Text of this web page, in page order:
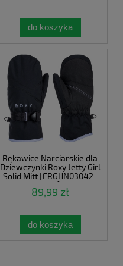
do koszyka
Rękawice Narciarskie dla
Dziewczynki Roxy Jetty Girl
Solid Mitt [ERGHN03042-
KVJ0]
89,99 zł
do koszyka